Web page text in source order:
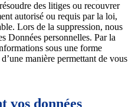
des litiges ou recouvrer
autorisé ou requis par la loi,
Lors de la suppression, nous
Données personnelles. Par la
sous une forme
manière permettant de vous
vos données